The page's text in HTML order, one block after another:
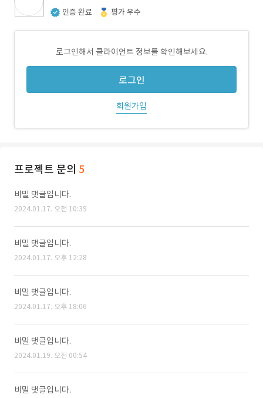
인증 완료 평가 우수
로그인해서 클라이언트 정보를 확인해보세요.
로그인
회원가입
프로젝트 문의 5
비밀 댓글입니다.
2024.01.17. 오전 10:39
비밀 댓글입니다.
2024.01.17. 오후 12:28
비밀 댓글입니다.
2024.01.17. 오후 18:06
비밀 댓글입니다.
2024.01.19. 오전 00:54
비밀 댓글입니다.